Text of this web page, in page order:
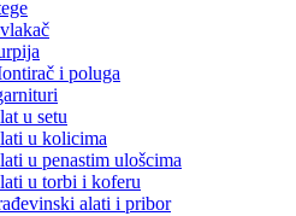
i poluga
u setu
u kolicima
u penastim ulošcima
u torbi i koferu
alati i pribor